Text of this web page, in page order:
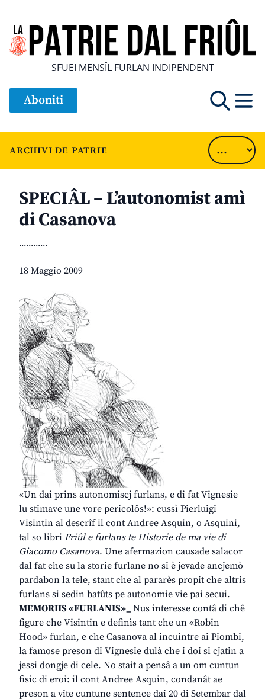
SFUEI MENSÎL FURLAN INDIPENDENT
Aboniti
ARCHIVI DE PATRIE
SPECIÂL – L’autonomist amì
di Casanova
............
18 Maggio 2009
«Un dai prins autonomiscj furlans, e di fat Vignesie
lu stimave une vore pericolôs!»: cussì Pierluigi
Visintin al descrîf il cont Andree Asquin, o Asquini,
tal so libri Friûl e furlans te Historie de ma vie di
Giacomo Casanova. Une afermazion causade salacor
dal fat che su la storie furlane no si è jevade ancjemò
pardabon la tele, stant che al pararès propit che altris
furlans si sedin batûts pe autonomie vie pai secui.
MEMORIIS «FURLANIS»_ Nus interesse contâ di chê
figure che Visintin e definìs tant che un «Robin
Hood» furlan, e che Casanova al incuintre ai Piombi,
la famose preson di Vignesie dulà che i doi si cjatin a
jessi dongje di cele. No stait a pensâ a un om cuntun
fisic di eroi: il cont Andree Asquin, condanât ae
preson a vite cuntune sentence dai 20 di Setembar dal